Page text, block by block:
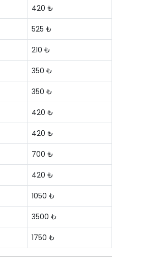
420 ₺
525 ₺
210 ₺
350 ₺
350 ₺
420 ₺
420 ₺
700 ₺
420 ₺
1050 ₺
3500 ₺
1750 ₺